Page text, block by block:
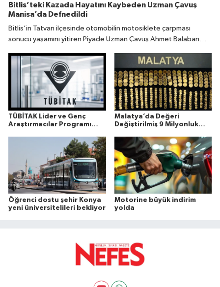
Bitlis’teki Kazada Hayatını Kaybeden Uzman Çavuş
Manisa’da Defnedildi
Bitlis’in Tatvan ilçesinde otomobilin motosiklete çarpması
sonucu yaşamını yitiren Piyade Uzman Çavuş Ahmet Balaban
TÜBİTAK Lider ve Genç
Araştırmacılar Programı
Malatya’da Değeri
Değiştirilmiş 9 Milyonluk
Öğrenci dostu şehir Konya
yeni üniversitelileri bekliyor
Motorine büyük indirim
yolda